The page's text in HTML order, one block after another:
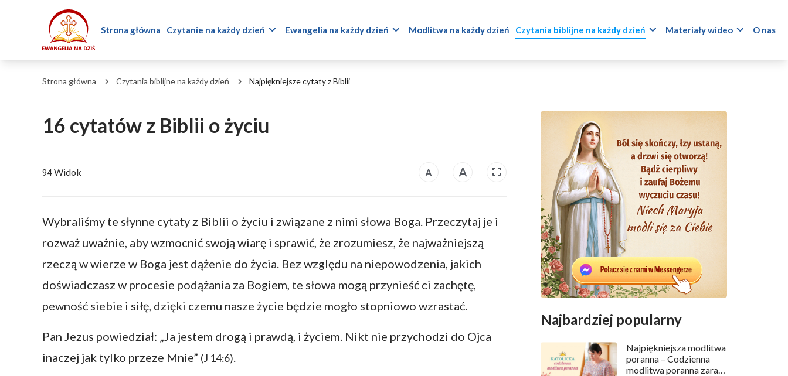
Strona główna Czytanie na każdy dzień Ewangelia na każdy dzień Modlitwa na każdy dzień Czytania biblijne na każdy dzień Materiały wideo O nas
Strona główna Czytania biblijne na każdy dzień Najpiękniejsze cytaty z Biblii
16 cytatów z Biblii o życiu
94 Widok
Wybraliśmy te słynne cytaty z Biblii o życiu i związane z nimi słowa Boga. Przeczytaj je i
rozważ uważnie, aby wzmocnić swoją wiarę i sprawić, że zrozumiesz, że najważniejszą
rzeczą w wierze w Boga jest dążenie do życia. Bez względu na niepowodzenia, jakich
doświadczasz w procesie podążania za Bogiem, te słowa mogą przynieść ci zachętę,
pewność siebie i siłę, dzięki czemu nasze życie będzie mogło stopniowo wzrastać.
Pan Jezus powiedział: „Ja jestem drogą i prawdą, i życiem. Nikt nie przychodzi do Ojca
inaczej jak tylko przeze Mnie” (J 14:6).
Najbardziej popularny
Najpiękniejsza modlitwa
poranna – Codzienna
modlitwa poranna zaraz